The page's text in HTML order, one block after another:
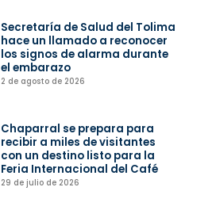
Secretaría de Salud del Tolima
hace un llamado a reconocer
los signos de alarma durante
el embarazo
2 de agosto de 2026
Chaparral se prepara para
recibir a miles de visitantes
con un destino listo para la
Feria Internacional del Café
29 de julio de 2026